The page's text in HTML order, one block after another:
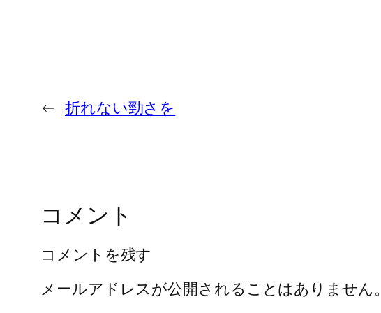
← 折れない勁さを
コメント
コメントを残す
メールアドレスが公開されることはありません。